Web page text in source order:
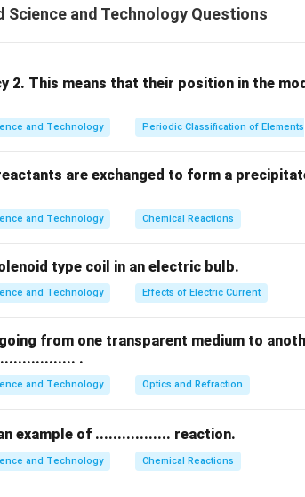
ओळखण्यासाठी आणि पुरावे गोळा करण्यासाठी.
- लुप्तप्राय प्रजातींचे अध्ययन आणि तस्करी
Science and Technology Questions
2. This means that their position in the
and Technology Periodic Classification of Elements
are exchanged to form a
and Technology Chemical Reactions
type coil in an electric bulb.
and Technology Effects of Electric Current
from one transparent medium to
.
and Technology Optics and Refraction
example of ................. reaction.
and Technology Chemical Reactions